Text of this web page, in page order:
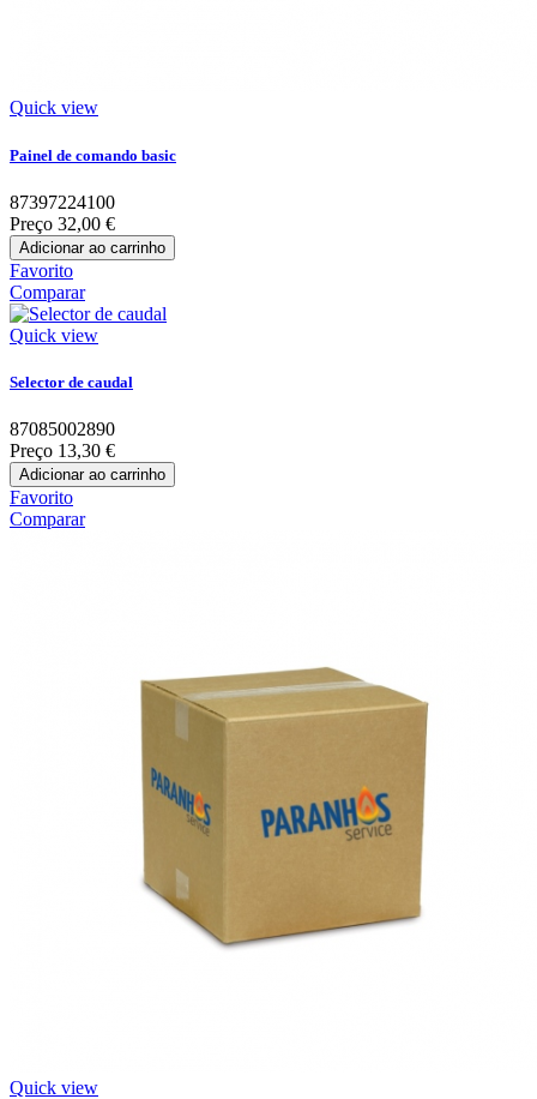
Quick view
Painel de comando basic
87397224100
Preço 32,00 €
Adicionar ao carrinho
Favorito
Comparar
Quick view
Selector de caudal
87085002890
Preço 13,30 €
Adicionar ao carrinho
Favorito
Comparar
Quick view